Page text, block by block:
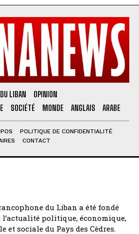
LIBAN
OPINION
SOCIÉTÉ MONDE ANGLAIS ARABE
POLITIQUE DE CONFIDENTIALITÉ
CONTACT
du Liban a été fondé
l’actualité politique, économique,
sociale du Pays des Cèdres.